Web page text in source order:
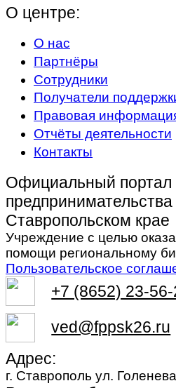
О центре:
О нас
Партнёры
Сотрудники
Получатели
Правовая
Отчёты деятельности
Контакты
Официальный портал
предпринимательства
Ставропольском крае
Учреждение с целью
помощи региональному
Пользовательское
+7 (8652) 23-
ved@fppsk26.ru
Адрес:
г. Ставрополь ул.